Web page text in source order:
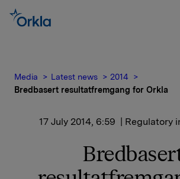
Media Latest news
2014
Bredbasert resultatfremgang for Orkla
17 July 2014, 6:59 | Regulatory